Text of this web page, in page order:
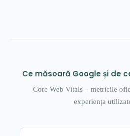
Ce măsoară Google și de
Core Web Vitals – metricile
experiența